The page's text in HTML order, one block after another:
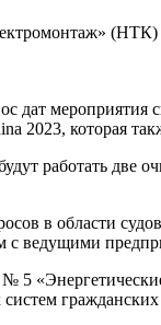
дат
2023, которая
работать две
в области
ведущими
5
гражданских